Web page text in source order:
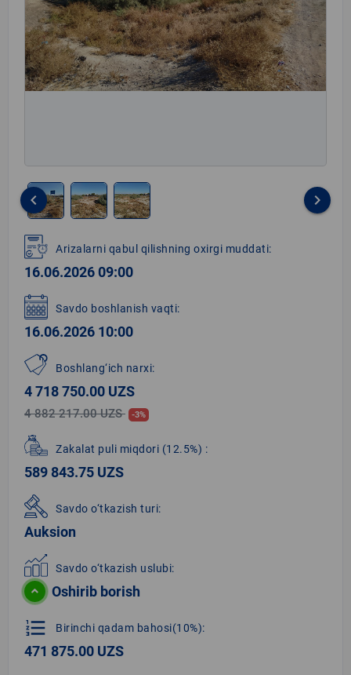
1
of
3
keyboard_arrow_left keyboard_arrow_right
Arizalarni qabul qilishning oxirgi muddati:
16.06.2026 09:00
Savdo boshlanish vaqti:
16.06.2026 10:00
Boshlang‘ich narxi:
4 718 750.00 UZS
4 882 217.00 UZS -3%
Zakalat puli miqdori (12.5%) :
589 843.75 UZS
Savdo o‘tkazish turi:
Auksion
Savdo o‘tkazish uslubi:
Oshirib borish
format_list_numbered Birinchi qadam bahosi(10%):
471 875.00 UZS